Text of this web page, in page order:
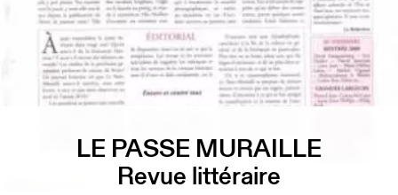
LE PASSE MURAILLE
Revue littéraire